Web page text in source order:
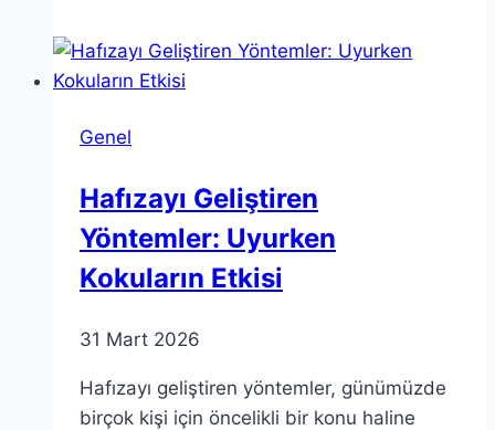
kavramlarla
kompozisyon
Genel
Hafızayı Geliştiren
Yöntemler: Uyurken
Kokuların Etkisi
31 Mart 2026
Hafızayı geliştiren yöntemler, günümüzde
birçok kişi için öncelikli bir konu haline